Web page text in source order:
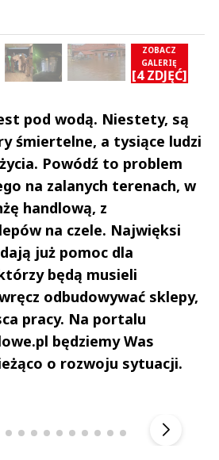
ZOBACZ
GALERIĘ
[4 ZDJĘĆ]
pod wodą. Niestety, są
śmiertelne, a tysiące ludzi
Powódź to problem
na zalanych terenach, w
handlową, z
na czele. Najwięksi
już pomoc dla
będą musieli
odbudowywać sklepy,
pracy. Na portalu
będziemy Was
o rozwoju sytuacji.